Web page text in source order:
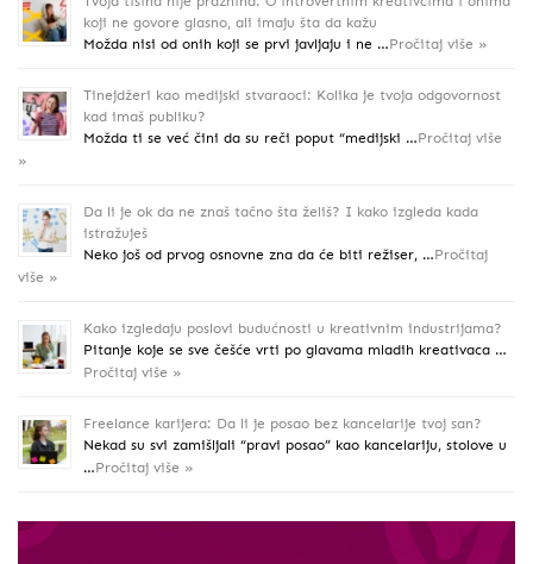
koji ne govore glasno, ali imaju šta da kažu
Možda nisi od onih koji se prvi javljaju i ne …Pročitaj više »
Tinejdžeri kao medijski stvaraoci: Kolika je tvoja odgovornost
kad imaš publiku?
Možda ti se već čini da su reči poput “medijski …Pročitaj više
»
Da li je ok da ne znaš tačno šta želiš? I kako izgleda kada
istražuješ
Neko još od prvog osnovne zna da će biti režiser, …Pročitaj
više »
Kako izgledaju poslovi budućnosti u kreativnim industrijama?
Pitanje koje se sve češće vrti po glavama mladih kreativaca …
Pročitaj više »
Freelance karijera: Da li je posao bez kancelarije tvoj san?
Nekad su svi zamišljali “pravi posao” kao kancelariju, stolove u
…Pročitaj više »